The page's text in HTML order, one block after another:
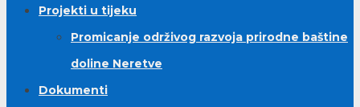
Projekti u tijeku
Promicanje održivog razvoja prirodne baštine
doline Neretve
Dokumenti